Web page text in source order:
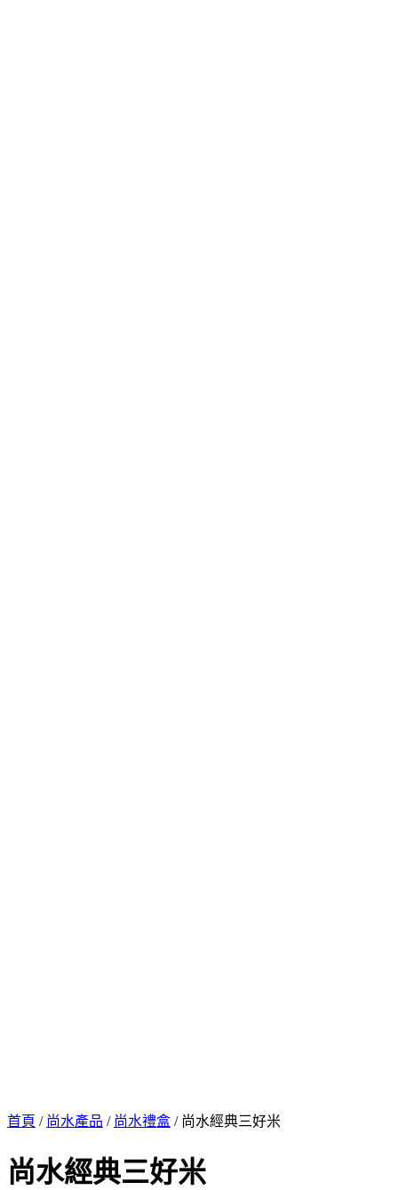
首頁 / 尚水產品 / 尚水禮盒 / 尚水經典三好米
尚水經典三好米